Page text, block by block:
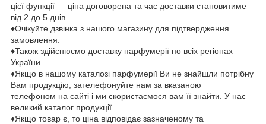
цієї функції — ціна договорена та час доставки становитиме
від 2 до 5 днів.
♦Очікуйте дзвінка з нашого магазину для підтвердження
замовлення.
♦Також здійснюємо доставку парфумерії по всіх регіонах
України.
♦Якщо в нашому каталозі парфумерії Ви не знайшли потрібну
Вам продукцію, зателефонуйте нам за вказаною
телефоном на сайті і ми скористаємося вам її знайти. У нас
великий каталог продукції.
♦Якщо товар є, то ціна відповідає зазначеному та